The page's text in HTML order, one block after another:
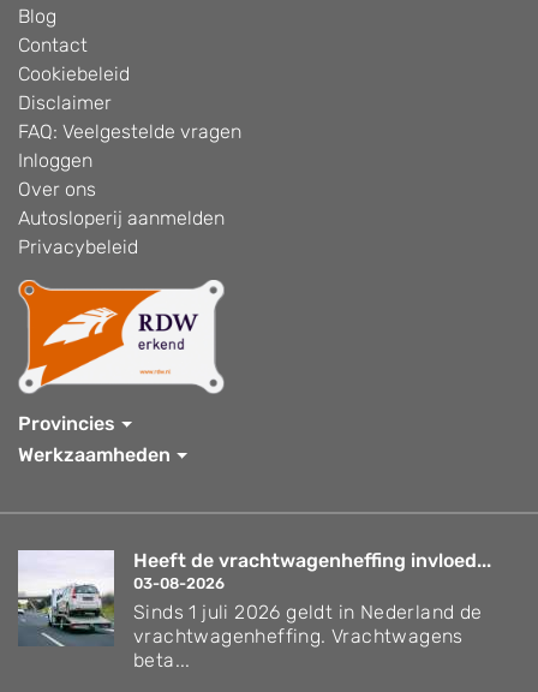
Blog
Contact
Cookiebeleid
Disclaimer
FAQ: Veelgestelde vragen
Inloggen
Over ons
Autosloperij aanmelden
Privacybeleid
Provincies
Werkzaamheden
Heeft de vrachtwagenheffing invloed...
03-08-2026
Sinds 1 juli 2026 geldt in Nederland de
vrachtwagenheffing. Vrachtwagens
beta...